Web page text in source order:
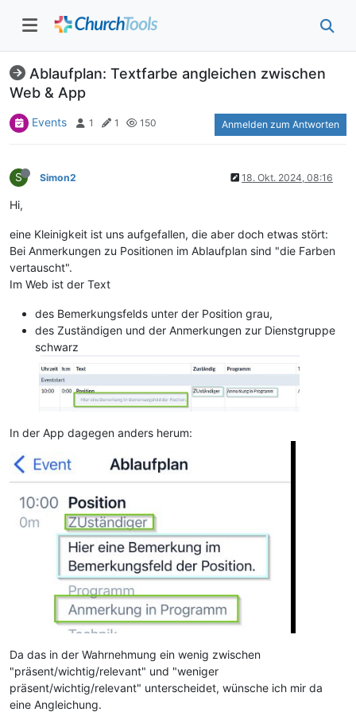
Ablaufplan: Textfarbe angleichen zwischen
Web & App
Events 1 1 150 Anmelden zum Antworten
S Simon2 18. Okt. 2024, 08:16
Hi,
eine Kleinigkeit ist uns aufgefallen, die aber doch etwas stört:
Bei Anmerkungen zu Positionen im Ablaufplan sind "die Farben
vertauscht".
Im Web ist der Text
des Bemerkungsfelds unter der Position grau,
des Zuständigen und der Anmerkungen zur Dienstgruppe
schwarz
In der App dagegen anders herum:
Da das in der Wahrnehmung ein wenig zwischen
"präsent/wichtig/relevant" und "weniger
präsent/wichtig/relevant" unterscheidet, wünsche ich mir da
eine Angleichung.